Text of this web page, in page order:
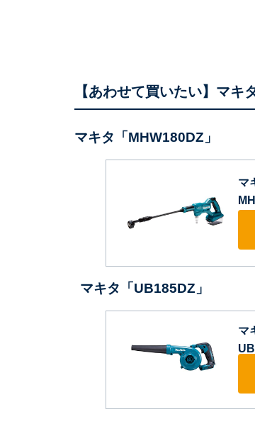
【あわせて買いたい】マキ
マキタ「MHW180DZ」
マ
マキタ「UB185DZ」
マ